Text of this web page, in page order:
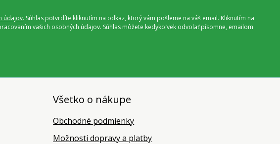
údajov. Súhlas potvrdíte kliknutím na odkaz, ktorý vám pošleme na váš email. Kliknutím na
vašich osobných údajov. Súhlas môžete kedykoľvek odvolať písomne, emailom
Všetko o nákupe
Obchodné podmienky
Možnosti dopravy a platby